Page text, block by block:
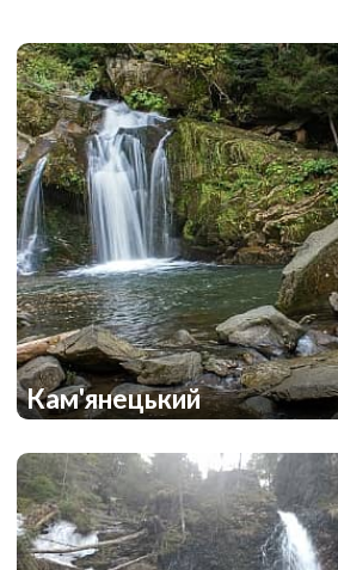
Кам'янецький
1